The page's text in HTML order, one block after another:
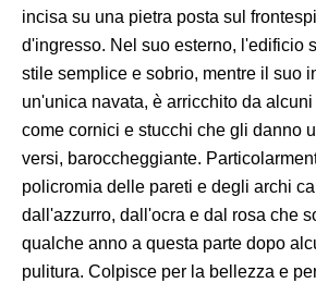
incisa su una pietra posta sul
d'ingresso. Nel suo esterno, l'edificio
stile semplice e sobrio, mentre il suo
un'unica navata, è arricchito da
come cornici e stucchi che gli danno
versi, baroccheggiante.
policromia delle pareti e degli archi
dall'azzurro, dall'ocra e dal rosa che
qualche anno a questa parte dopo
pulitura. Colpisce per la bellezza e